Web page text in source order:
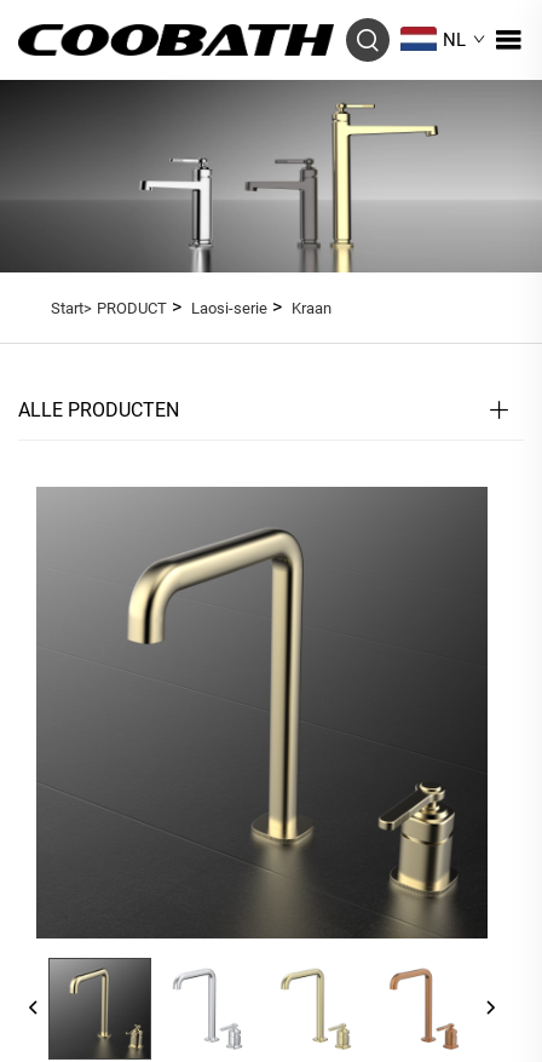
NL
Start> PRODUCT> Laosi-serie> Kraan
ALLE PRODUCTEN